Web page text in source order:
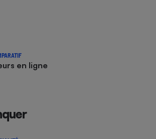
en ligne